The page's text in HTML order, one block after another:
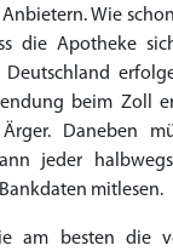
Wie
die Apotheke
Deutschland
beim Zoll
Daneben
jeder
mitlesen.
am besten die